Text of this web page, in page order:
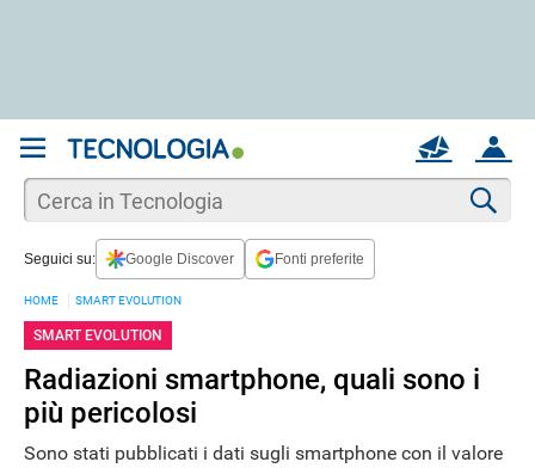
ACCOUNT
MAIL
Seguici su: Google Discover Fonti preferite
HOME SMART EVOLUTION
SMART EVOLUTION
Radiazioni smartphone, quali sono i
più pericolosi
Sono stati pubblicati i dati sugli smartphone con il valore